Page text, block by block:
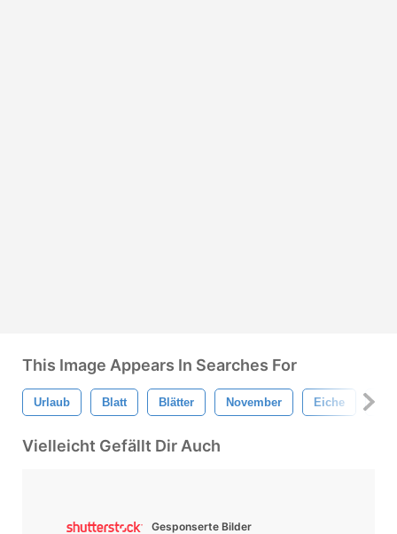
This Image Appears In Searches For
Urlaub Blatt Blätter November Eiche
Vielleicht Gefällt Dir Auch
Gesponserte Bilder